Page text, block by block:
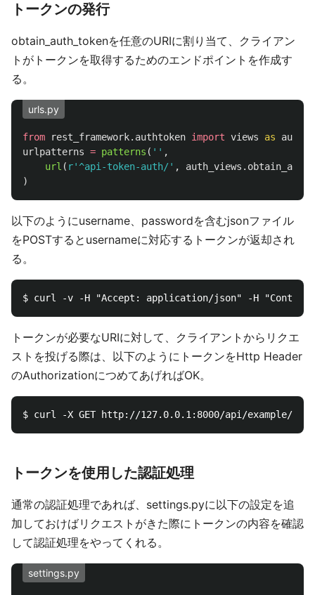
トークンの発行
obtain_auth_tokenを任意のURIに割り当て、クライアン
トがトークンを取得するためのエンドポイントを作成す
る。
urls.py
from rest_framework.authtoken import views as
urlpatterns = patterns ( '' ,
url ( r'^api-token-auth/' , auth_views .
)
以下のようにusername、passwordを含むjsonファイル
をPOSTするとusernameに対応するトークンが返却され
る。
トークンが必要なURIに対して、クライアントからリクエ
ストを投げる際は、以下のようにトークンをHttp Header
のAuthorizationにつめてあげればOK。
トークンを使用した認証処理
通常の認証処理であれば、settings.pyに以下の設定を追
加しておけばリクエストがきた際にトークンの内容を確認
して認証処理をやってくれる。
settings.py